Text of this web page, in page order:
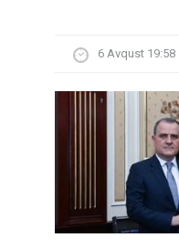
6 Avqust 19:58